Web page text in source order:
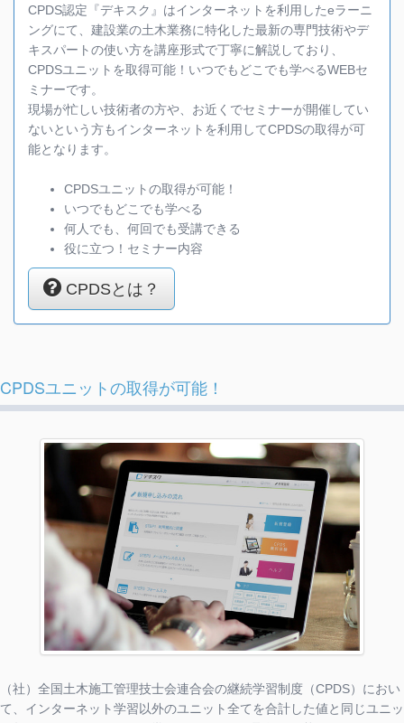
CPDS認定『デキスク』はインターネットを利用したeラーニ
ングにて、建設業の土木業務に特化した最新の専門技術やデ
キスパートの使い方を講座形式で丁寧に解説しており、
CPDSユニットを取得可能！いつでもどこでも学べるWEBセ
ミナーです。
現場が忙しい技術者の方や、お近くでセミナーが開催してい
ないという方もインターネットを利用してCPDSの取得が可
能となります。
CPDSユニットの取得が可能！
いつでもどこでも学べる
何人でも、何回でも受講できる
役に立つ！セミナー内容
CPDSとは？
CPDSユニットの取得が可能！
（社）全国土木施工管理技士会連合会の継続学習制度（CPDS）におい
て、インターネット学習以外のユニット全てを合計した値と同じユニッ